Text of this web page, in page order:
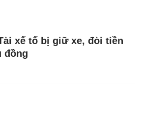
xế tố bị giữ xe, đòi tiền
đồng